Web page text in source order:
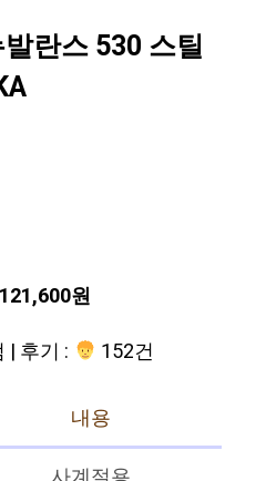
란스 530 스틸
121,600원
| 후기 :
152건
내용